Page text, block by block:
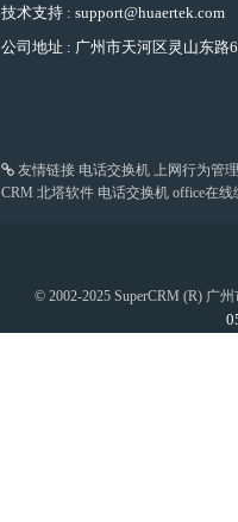
技术支持 : support@huaertek.com
公司地址 : 广州市天河区灵山东路
友情链接 电话交换机 上网行为管理
CRM 北塔软件 电话交换机 office在线
© 2002-2025 SuperCRM (R) 广